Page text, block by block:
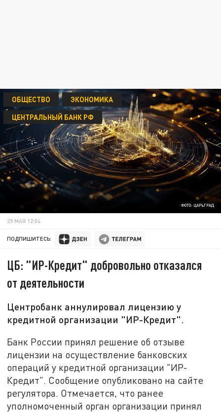
ФОТО: ЦАРЬГРАД
ОБЩЕСТВО
ЭКОНОМИКА
ЦЕНТРАЛЬНЫЙ БАНК РФ
29 МАЯ 12:04
ПОДПИШИТЕСЬ:
ЦБ: "ИР-Кредит" добровольно отказался
от деятельности
Центробанк аннулировал лицензию у
кредитной организации "ИР-Кредит".
Банк России принял решение об отзыве
лицензии на осуществление банковских
операций у кредитной организации "ИР-
Кредит". Сообщение опубликовано на сайте
регулятора. Отмечается, что ранее
уполномоченный орган организации принял